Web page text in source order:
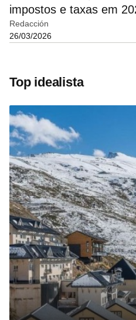
impostos e taxas em
Redacción
26/03/2026
Top idealista